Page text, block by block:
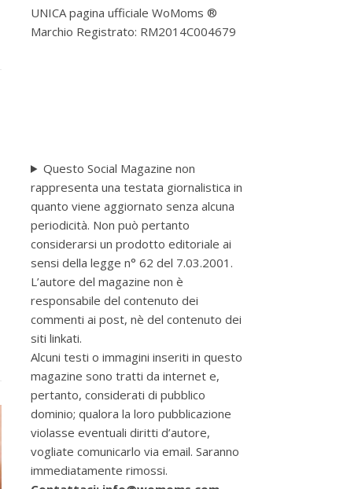
UNICA pagina ufficiale WoMoms ®
Marchio Registrato: RM2014C004679
Questo Social Magazine non
rappresenta una testata giornalistica in
quanto viene aggiornato senza alcuna
periodicità. Non può pertanto
considerarsi un prodotto editoriale ai
sensi della legge n° 62 del 7.03.2001.
L’autore del magazine non è
responsabile del contenuto dei
commenti ai post, nè del contenuto dei
siti linkati.
Alcuni testi o immagini inseriti in questo
magazine sono tratti da internet e,
pertanto, considerati di pubblico
dominio; qualora la loro pubblicazione
violasse eventuali diritti d’autore,
vogliate comunicarlo via email. Saranno
immediatamente rimossi.